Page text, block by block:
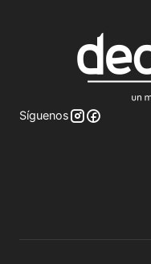
Síguenos